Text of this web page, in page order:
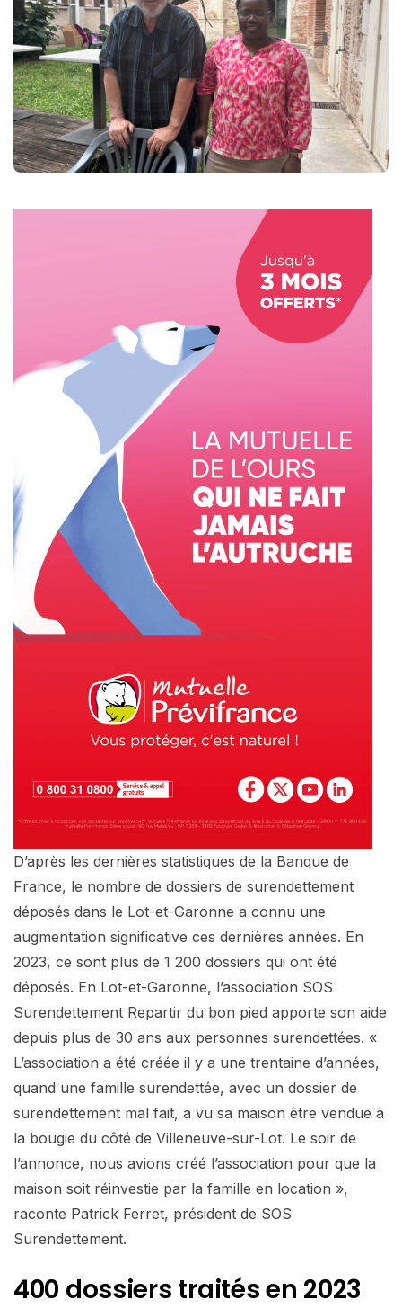
D’après les dernières statistiques de la Banque de
France, le nombre de dossiers de surendettement
déposés dans le Lot-et-Garonne a connu une
augmentation significative ces dernières années. En
2023, ce sont plus de 1 200 dossiers qui ont été
déposés. En Lot-et-Garonne, l’association SOS
Surendettement Repartir du bon pied apporte son aide
depuis plus de 30 ans aux personnes surendettées. «
L’association a été créée il y a une trentaine d’années,
quand une famille surendettée, avec un dossier de
surendettement mal fait, a vu sa maison être vendue à
la bougie du côté de Villeneuve-sur-Lot. Le soir de
l’annonce, nous avions créé l’association pour que la
maison soit réinvestie par la famille en location »,
raconte Patrick Ferret, président de SOS
Surendettement.
400 dossiers traités en 2023